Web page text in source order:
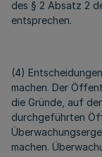
des § 2 Absatz 2
entsprechen.
(4)
machen. Der
die Gründe, auf
durchgeführten
machen.